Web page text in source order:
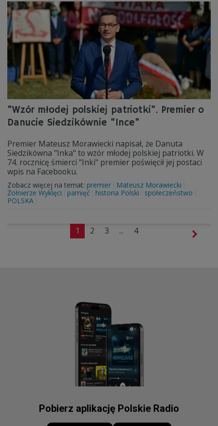
"Wzór młodej polskiej patriotki". Premier o
Danucie Siedzikównie "Ince"
Premier Mateusz Morawiecki napisał, że Danuta
Siedzikówna "Inka" to wzór młodej polskiej patriotki. W
74. rocznicę śmierci "Inki" premier poświęcił jej postaci
wpis na Facebooku.
Zobacz więcej na temat: premier
Mateusz Morawiecki
Żołnierze Wyklęci
pamięć historia Polski
społeczeństwo
POLSKA
1 2 3 ... 4
Pobierz aplikację Polskie Radio